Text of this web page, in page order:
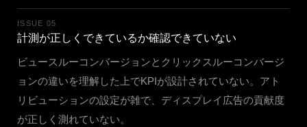
ISSUE 05
計測が正しくできているか確認できていない
ビュースルーコンバージョンとクリックスルーコンバージ
ョンの違いを理解した上でKPIが設計されていない。アト
リビューションの設定が雑で、ディスプレイ広告の貢献度
が正しく測れていない。